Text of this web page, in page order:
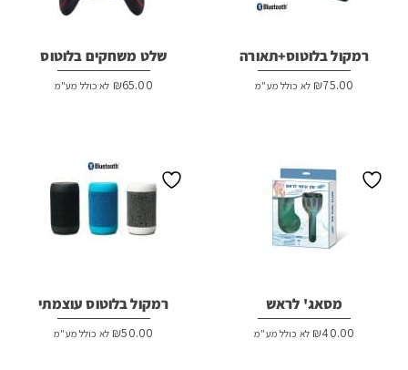
רמקול בלוטוס+תאורה
₪75.00 לא כולל מע"מ
שלט משחקים בלוטוס
₪65.00 לא כולל מע"מ
מסאג' לראש
₪40.00 לא כולל מע"מ
רמקול בלוטוס עוצמתי
₪50.00 לא כולל מע"מ